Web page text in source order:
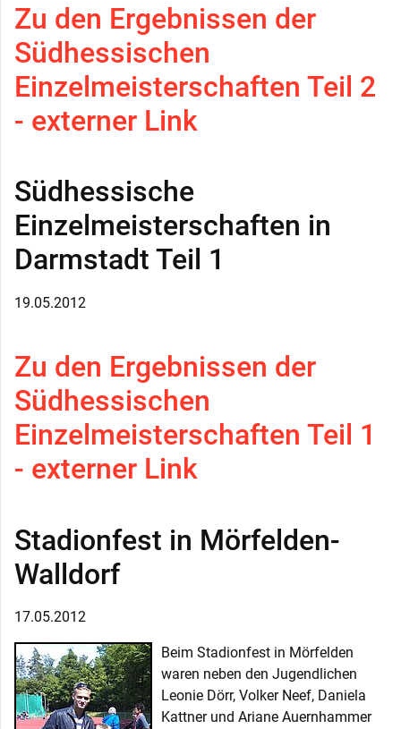
Zu den Ergebnissen der
Südhessischen
Einzelmeisterschaften Teil 2
- externer Link
Südhessische
Einzelmeisterschaften in
Darmstadt Teil 1
19.05.2012
Zu den Ergebnissen der
Südhessischen
Einzelmeisterschaften Teil 1
- externer Link
Stadionfest in Mörfelden-
Walldorf
17.05.2012
Beim Stadionfest in Mörfelden
waren neben den Jugendlichen
Leonie Dörr, Volker Neef, Daniela
Kattner und Ariane Auernhammer